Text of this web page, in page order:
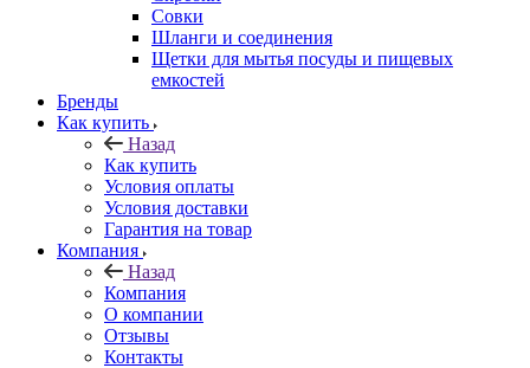
Совки
Шланги и соединения
Щетки для мытья посуды и пищевых
емкостей
Бренды
Как купить
Назад
Как купить
Условия оплаты
Условия доставки
Гарантия на товар
Компания
Назад
Компания
О компании
Отзывы
Контакты